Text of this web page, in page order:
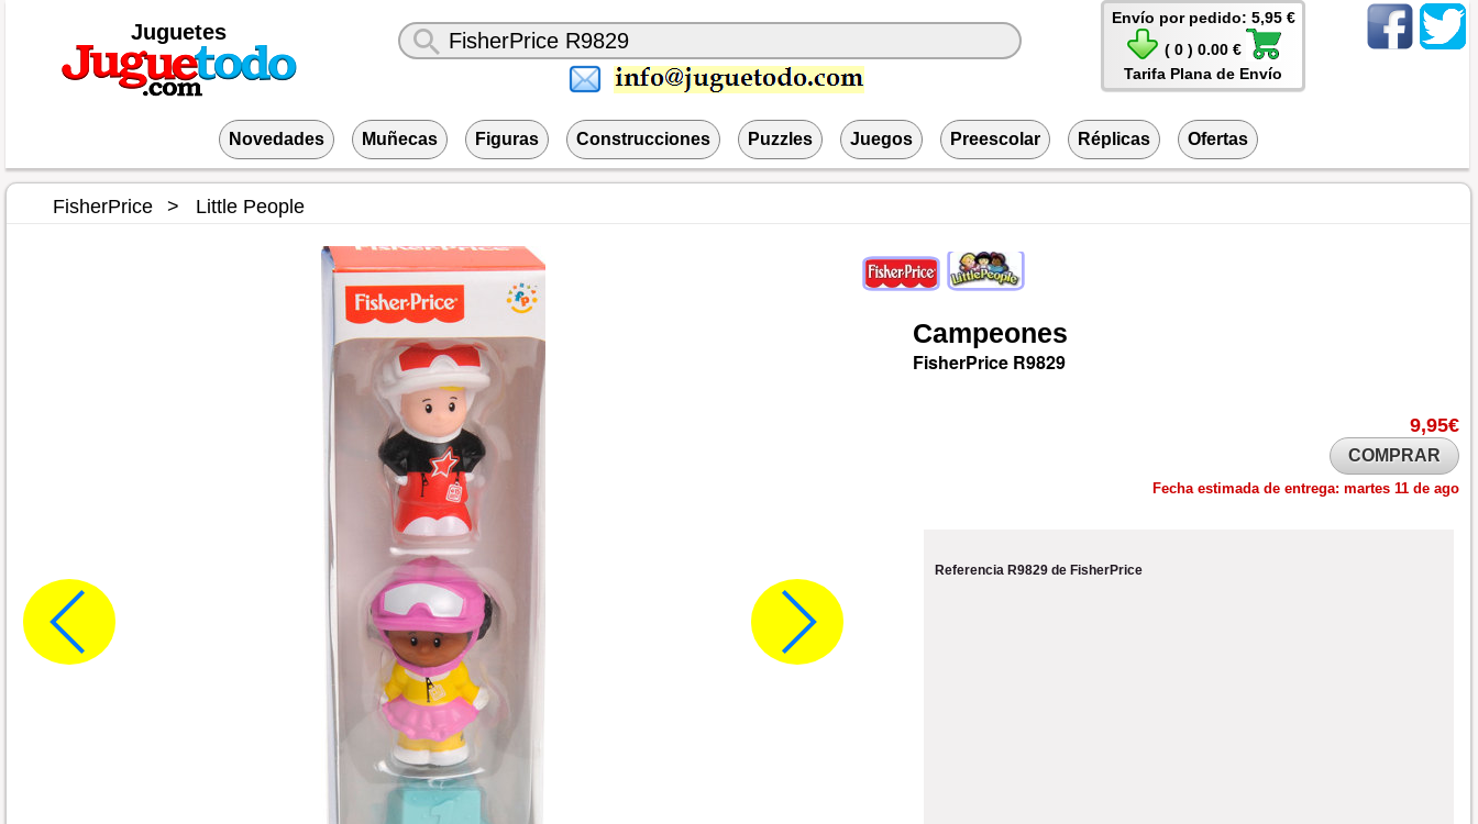
Juguetes
Envío por pedido: 5,95 €
( 0 ) 0.00 €
Tarifa Plana de Envío
Novedades Muñecas Figuras Construcciones Puzzles Juegos Preescolar Réplicas Ofertas
FisherPrice Little People
Campeones
FisherPrice R9829
9,95€
COMPRAR
Fecha estimada de entrega: martes 11 de ago
Referencia R9829 de FisherPrice